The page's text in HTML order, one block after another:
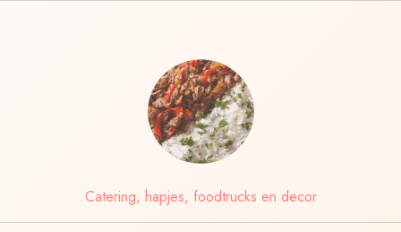
Catering, hapjes, foodtrucks en decor